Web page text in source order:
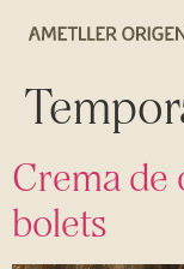
Crema
bolets